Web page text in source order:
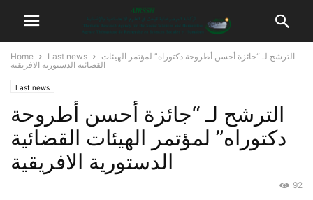
Home Last news
الترشح لـ “جائزة أحسن أطروحة دكتوراه” لمؤتمر الهيئات
القضائية الدستورية الافريقية
Last news
الترشح لـ “جائزة أحسن أطروحة
دكتوراه” لمؤتمر الهيئات القضائية
الدستورية الافريقية
92